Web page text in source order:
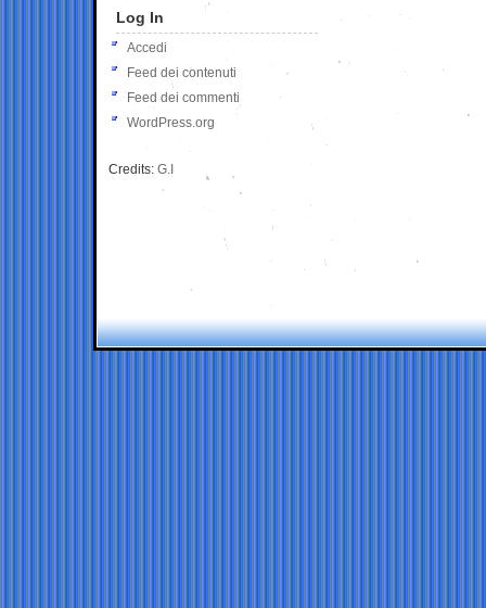
Log In
Accedi
Feed dei contenuti
Feed dei commenti
WordPress.org
Credits: G.I